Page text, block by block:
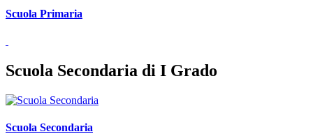
Scuola Primaria
Scuola Secondaria di I Grado
Scuola Secondaria